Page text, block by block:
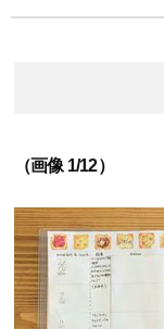
（画像 1/12）